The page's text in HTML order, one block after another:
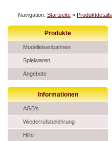
Navigation: Startseite » Produktdetails
Produkte
Modelleisenbahnen
Spielwaren
Angebote
Informationen
AGB's
Wiederrufsbelehrung
Hilfe